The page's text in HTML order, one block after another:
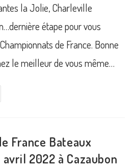
la Jolie, Charleville
étape pour vous
de France. Bonne
le meilleur de vous même…
France Bateaux
avril 2022 à Cazaubon